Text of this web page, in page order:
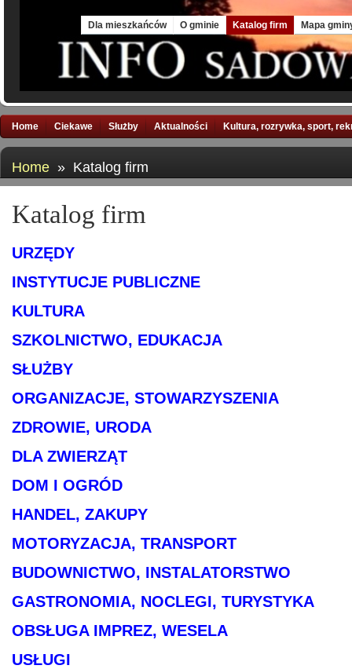
Dla mieszkańców O gminie Katalog firm Mapa
Home Ciekawe Służby Aktualności Kultura, rozrywka, sport,
Home » Katalog firm
Katalog firm
URZĘDY
INSTYTUCJE PUBLICZNE
KULTURA
SZKOLNICTWO, EDUKACJA
SŁUŻBY
ORGANIZACJE, STOWARZYSZENIA
ZDROWIE, URODA
DLA ZWIERZĄT
DOM I OGRÓD
HANDEL, ZAKUPY
MOTORYZACJA, TRANSPORT
BUDOWNICTWO, INSTALATORSTWO
GASTRONOMIA, NOCLEGI, TURYSTYKA
OBSŁUGA IMPREZ, WESELA
USŁUGI